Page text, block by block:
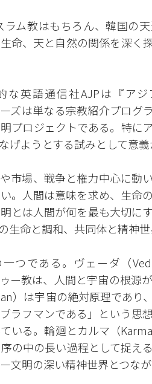
ム教はもちろん、韓国の
命、天と自然の関係を深く
英語通信社AJPは『ア
ズは単なる宗教紹介プログ
プロジェクトである。特に
ようとする試みとして意義
市場、戦争と権力中心に動
。人間は意味を求め、生命
とは人間が何を最も大切に
命と調和、共同体と精神世
つである。ヴェーダ（
ー教は、人間と宇宙の根源
）は宇宙の絶対原理であり
ラフマンである」という思
いる。輪廻とカルマ（
の中の長い過程として捉え
文明の深い精神世界とつなが